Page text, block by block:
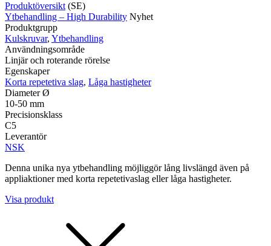
Mätning
MätskalorRäknare / Displayer
Givare
Maskinsäkerhet
LjusridåerLjustorn
Varningsljud
Varningsljus
ESD / Antistatutrustning
Produktöversikt (SE)
Ytbehandling – High Durability Nyhet
Produktgrupp
Kulskruvar, Ytbehandling
Användningsområde
Linjär och roterande rörelse
Egenskaper
Korta repetetiva slag, Låga hastigheter
Diameter Ø
10-50 mm
Precisionsklass
C5
Leverantör
NSK
Denna unika nya ytbehandling möjliggör lång livslängd även på
appliaktioner med korta repetetivaslag eller låga hastigheter.
Visa produkt